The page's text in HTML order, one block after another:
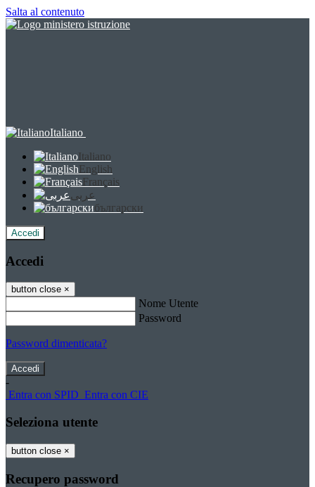
Salta al contenuto
Italiano
Italiano
English
Français
عربى
български
Accedi
Accedi
button close ×
Nome Utente
Password
Password dimenticata?
-
Entra con SPID Entra con CIE
Seleziona utente
button close ×
Recupero password